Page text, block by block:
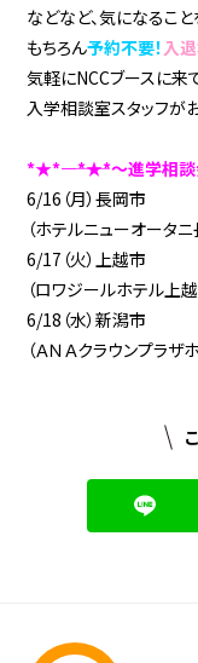
などなど、気になるこ
もちろん予約不要！入
気軽にNCCブースに来
入学相談室スタッフが
*★*――――*★*～進学相
6/16（月）長岡市
（ホテルニューオータ
6/17（火）上越市
（ロワジールホテル上
6/18（水）新潟市
（ＡＮＡクラウンプラ